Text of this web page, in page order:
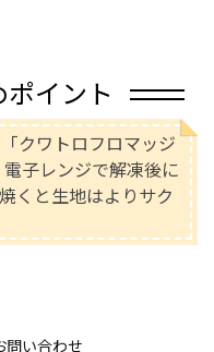
イント
クワトロフロマッジ
子レンジで解凍後に
くと生地はよりサク
問い合わせ